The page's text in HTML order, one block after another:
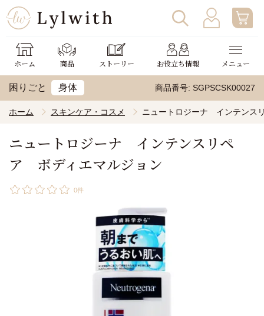
ホーム 商品 ストーリー お役立ち情報 メニュー
ログイン
新規会員登録
わたしの使い方
助成金申請
困りごと 身体 商品番号 SGPSCSK00027
ホーム スキンケア・コスメ ニュートロジーナ インテンス
ニュートロジーナ インテンスリペ
ア ボディエマルジョン
0件